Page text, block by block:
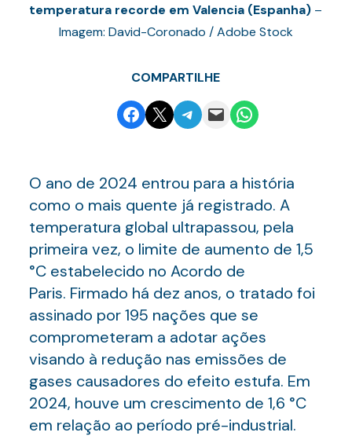
temperatura recorde em Valencia (Espanha) –
Imagem: David-Coronado / Adobe Stock
COMPARTILHE
Share on Facebook
Email this PageShare on Telegram
Email this PageShare on WhatsApp
O ano de 2024 entrou para a história
como o mais quente já registrado. A
temperatura global ultrapassou, pela
primeira vez, o limite de aumento de 1,5
°C estabelecido no Acordo de
Paris. Firmado há dez anos, o tratado foi
assinado por 195 nações que se
comprometeram a adotar ações
visando à redução nas emissões de
gases causadores do efeito estufa. Em
2024, houve um crescimento de 1,6 °C
em relação ao período pré-industrial.